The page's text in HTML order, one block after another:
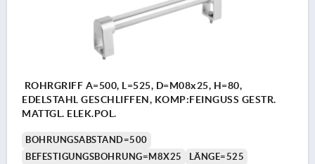
ROHRGRIFF A=500, L=525, D=M08x25, H=80,
EDELSTAHL GESCHLIFFEN, KOMP:FEINGUSS GESTR.
MATTGL. ELEK.POL.
BOHRUNGSABSTAND=500
BEFESTIGUNGSBOHRUNG=M8X25
LÄNGE=525